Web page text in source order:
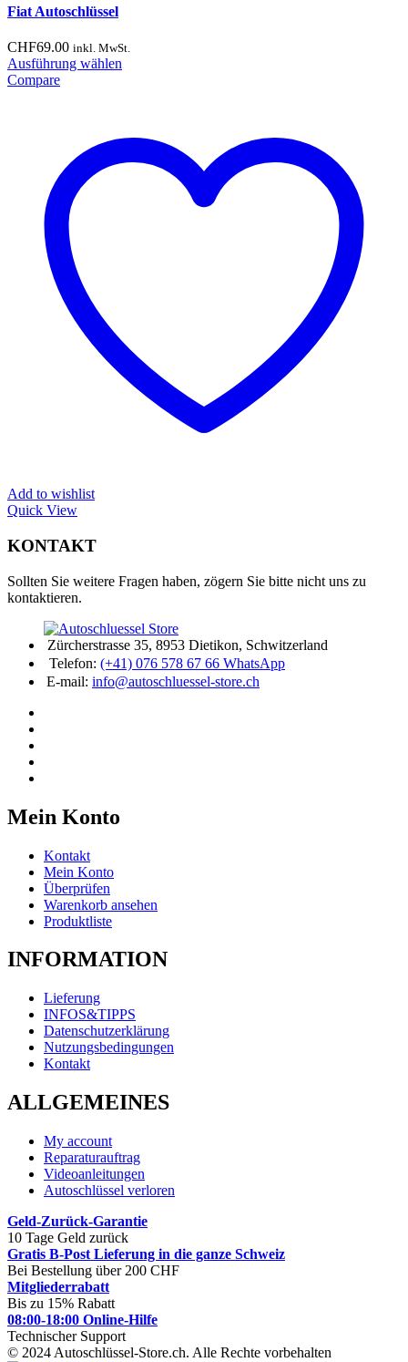
Fiat Autoschlüssel
CHF69.00 inkl. MwSt.
Ausführung wählen
Die
Optionen
Compare
Add to wishlist
Quick View
KONTAKT
Sollten Sie weitere Fragen haben, zögern Sie bitte nicht uns zu
kontaktieren.
Zürcherstrasse 35, 8953 Dietikon, Schwitzerland
Telefon: (+41) 076 578 67 66 WhatsApp
E-mail: info@autoschluessel-store.ch
Mein Konto
Kontakt
Mein Konto
Überprüfen
Warenkorb ansehen
Produktliste
INFORMATION
Lieferung
INFOS&TIPPS
Datenschutzerklärung
Nutzungsbedingungen
Kontakt
ALLGEMEINES
My account
Reparaturauftrag
Videoanleitungen
Autoschlüssel verloren
Geld-Zurück-Garantie
10 Tage Geld zurück
Gratis B-Post Lieferung in die ganze Schweiz
Bei Bestellung über 200 CHF
Mitgliederrabatt
Bis zu 15% Rabatt
08:00-18:00 Online-Hilfe
Technischer Support
© 2024 Autoschlüssel-Store.ch. Alle Rechte vorbehalten